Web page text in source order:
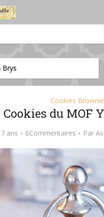
Brys
Cookies
Cookies du MOF
7 ans 6Commentaires Par